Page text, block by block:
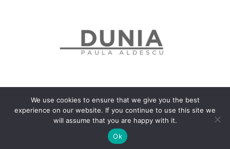
Politica de confidențialitate
Politică privind fișierele cookies
Copyrights © 2018 Dunia
We use cookies to ensure that we give you the best
experience on our website. If you continue to use this site we
will assume that you are happy with it.
Ok